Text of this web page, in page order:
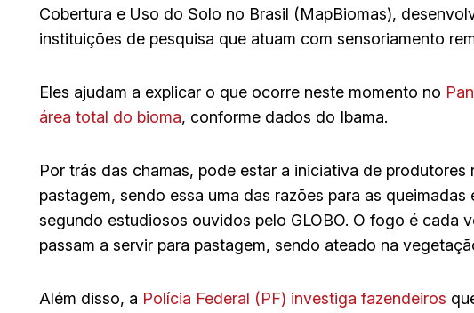
Cobertura e Uso do Solo no Brasil (MapBiomas),
instituições de pesquisa que atuam com sensoriamento
Eles ajudam a explicar o que ocorre neste momento no
área total do bioma, conforme dados do Ibama.
Por trás das chamas, pode estar a iniciativa de produtores
pastagem, sendo essa uma das razões para as
segundo estudiosos ouvidos pelo GLOBO. O fogo é cada
passam a servir para pastagem, sendo ateado na
Além disso, a Polícia Federal (PF) investiga fazendeiros